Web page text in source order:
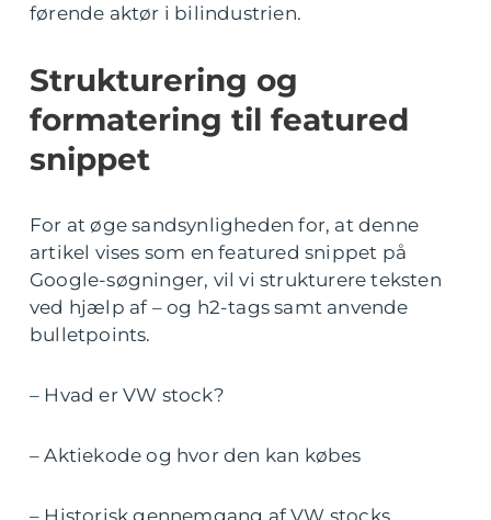
førende aktør i bilindustrien.
Strukturering og
formatering til featured
snippet
For at øge sandsynligheden for, at denne
artikel vises som en featured snippet på
Google-søgninger, vil vi strukturere teksten
ved hjælp af – og h2-tags samt anvende
bulletpoints.
– Hvad er VW stock?
– Aktiekode og hvor den kan købes
– Historisk gennemgang af VW stocks